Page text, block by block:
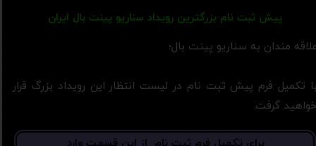
پیش ثبت نام بزرگترین رویداد سناریو پینت بال ایران
مندان به سناریو پینت بال؛
تکمیل فرم پیش ثبت نام در لیست انتظار این رویداد بزرگ قرار
گرفت.